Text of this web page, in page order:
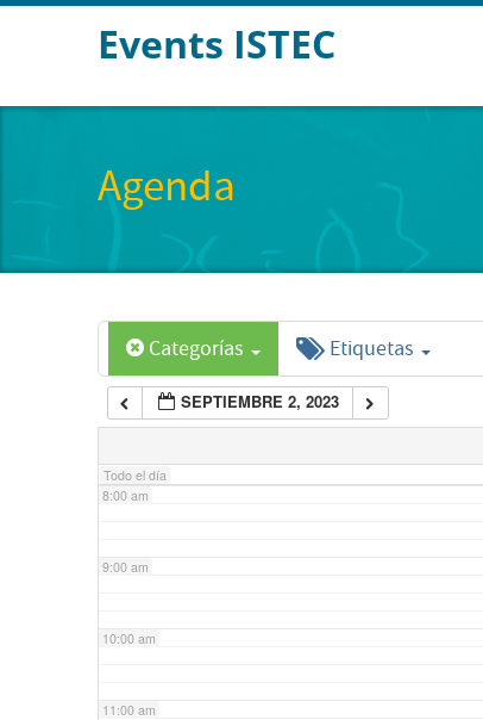
Events ISTEC
Agenda
Categorías Etiquetas
SEPTIEMBRE 2, 2023
Todo el día
4:00 am
6:00 am
7:00 am
8:00 am
9:00 am
10:00 am
11:00 am